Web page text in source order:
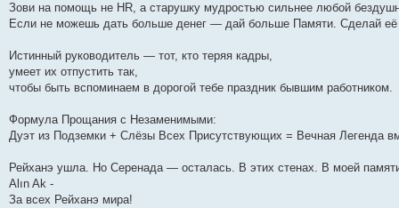
Зови на помощь не HR, а старушку мудростью сильнее любой
Если не можешь дать больше денег — дай больше Памяти. Сделай
Истинный руководитель — тот, кто теряя кадры,
умеет их отпустить так,
чтобы быть вспоминаем в дорогой тебе праздник бывшим работником.
Формула Прощания с Незаменимыми:
Дуэт из Подземки + Слёзы Всех Присутствующих = Вечная Легенда
Рейханэ ушла. Но Серенада — осталась. В этих стенах. В моей
Alın Ak -
За всех Рейханэ мира!